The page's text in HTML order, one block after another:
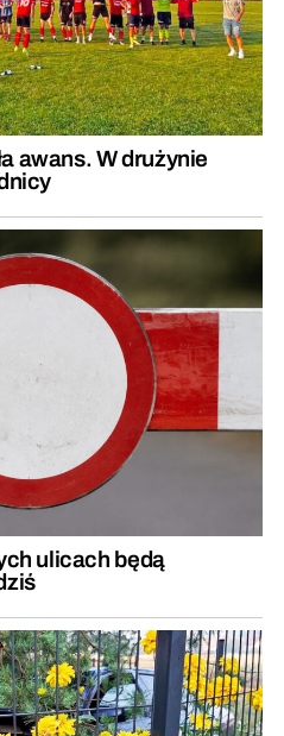
awans. W drużynie
ulicach będą